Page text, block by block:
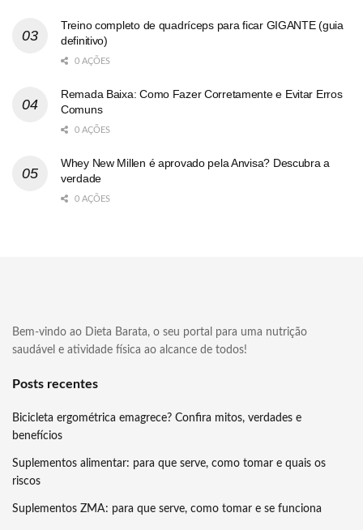
Treino completo de quadríceps para ficar GIGANTE (guia
definitivo)
0 AÇÕES
Remada Baixa: Como Fazer Corretamente e Evitar Erros
Comuns
0 AÇÕES
Whey New Millen é aprovado pela Anvisa? Descubra a
verdade
0 AÇÕES
Bem-vindo ao Dieta Barata, o seu portal para uma nutrição
saudável e atividade física ao alcance de todos!
Posts recentes
Bicicleta ergométrica emagrece? Confira mitos, verdades e
benefícios
Suplementos alimentar: para que serve, como tomar e quais os
riscos
Suplementos ZMA: para que serve, como tomar e se funciona